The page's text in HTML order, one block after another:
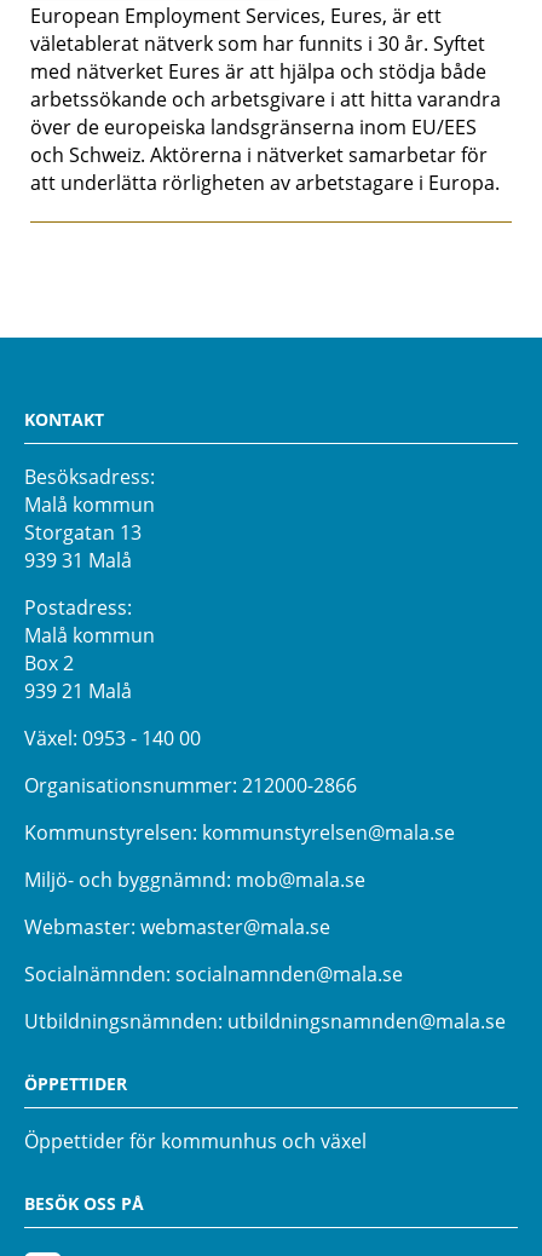
European Employment Services, Eures, är ett
väletablerat nätverk som har funnits i 30 år. Syftet
med nätverket Eures är att hjälpa och stödja både
arbetssökande och arbetsgivare i att hitta varandra
över de europeiska landsgränserna inom EU/EES
och Schweiz. Aktörerna i nätverket samarbetar för
att underlätta rörligheten av arbetstagare i Europa.
KONTAKT
Besöksadress:
Malå kommun
Storgatan 13
939 31 Malå
Postadress:
Malå kommun
Box 2
939 21 Malå
Växel: 0953 - 140 00
Organisationsnummer: 212000-2866
Kommunstyrelsen: kommunstyrelsen@mala.se
Miljö- och byggnämnd: mob@mala.se
Webmaster: webmaster@mala.se
Socialnämnden: socialnamnden@mala.se
Utbildningsnämnden: utbildningsnamnden@mala.se
ÖPPETTIDER
Öppettider för kommunhus och växel
BESÖK OSS PÅ